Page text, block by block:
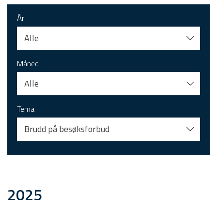
År
Alle
Måned
Alle
Tema
Brudd på besøksforbud
2025